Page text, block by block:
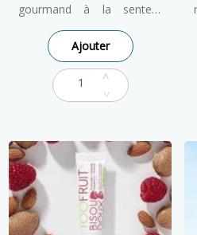
gourmand à la senteur
mûres, spécialement conçu
pour les petites lèvres des
enfants. Il hydrate, protège
et laisse une sensation
douce et fruitée.
Ajouter